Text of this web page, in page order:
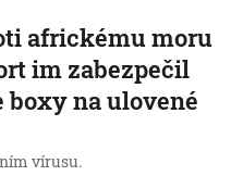
africkému moru
im zabezpečil
boxy na ulovené
vírusu.